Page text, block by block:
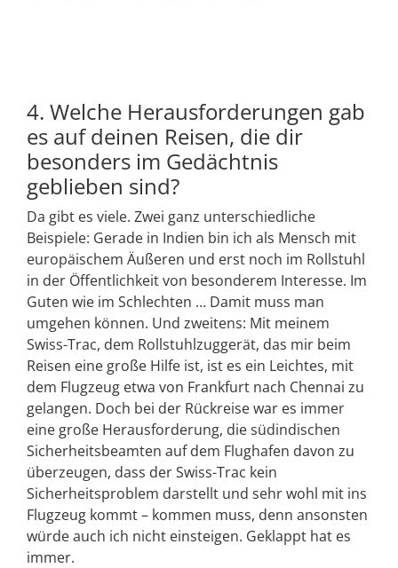
4. Welche Herausforderungen gab
es auf deinen Reisen, die dir
besonders im Gedächtnis
geblieben sind?
Da gibt es viele. Zwei ganz unterschiedliche
Beispiele: Gerade in Indien bin ich als Mensch mit
europäischem Äußeren und erst noch im Rollstuhl
in der Öffentlichkeit von besonderem Interesse. Im
Guten wie im Schlechten … Damit muss man
umgehen können. Und zweitens: Mit meinem
Swiss-Trac, dem Rollstuhlzuggerät, das mir beim
Reisen eine große Hilfe ist, ist es ein Leichtes, mit
dem Flugzeug etwa von Frankfurt nach Chennai zu
gelangen. Doch bei der Rückreise war es immer
eine große Herausforderung, die südindischen
Sicherheitsbeamten auf dem Flughafen davon zu
überzeugen, dass der Swiss-Trac kein
Sicherheitsproblem darstellt und sehr wohl mit ins
Flugzeug kommt – kommen muss, denn ansonsten
würde auch ich nicht einsteigen. Geklappt hat es
immer.